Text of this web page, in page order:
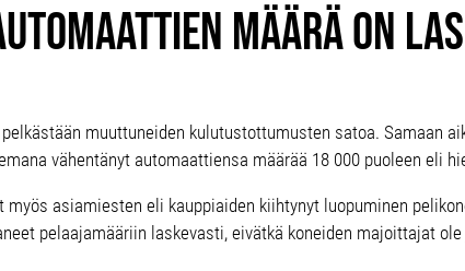
määrä on
muuttuneiden kulutustottumusten satoa. Samaan
vähentänyt automaattiensa määrää 18 000 puoleen eli
myös asiamiesten eli kauppiaiden kiihtynyt luopuminen
pelaajamääriin laskevasti, eivätkä koneiden majoittajat